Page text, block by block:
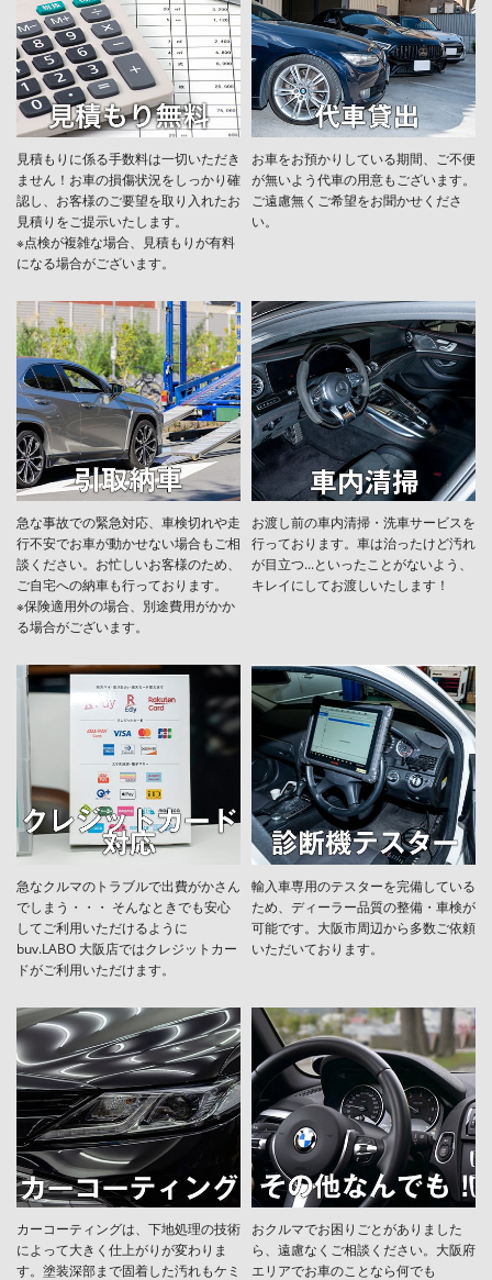
見積もりに係る手数料は一切いただき
ません！お車の損傷状況をしっかり確
認し、お客様のご要望を取り入れたお
見積りをご提示いたします。
※点検が複雑な場合、見積もりが有料
になる場合がございます。
お車をお預かりしている期間、ご不便
が無いよう代車の用意もございます。
ご遠慮無くご希望をお聞かせくださ
い。
急な事故での緊急対応、車検切れや走
行不安でお車が動かせない場合もご相
談ください。お忙しいお客様のため、
ご自宅への納車も行っております。
※保険適用外の場合、別途費用がかか
る場合がございます。
お渡し前の車内清掃・洗車サービスを
行っております。車は治ったけど汚れ
が目立つ...といったことがないよう、
キレイにしてお渡しいたします！
急なクルマのトラブルで出費がかさん
でしまう・・・ そんなときでも安心
してご利用いただけるように
buv.LABO 大阪店ではクレジットカー
ドがご利用いただけます。
輸入車専用のテスターを完備している
ため、ディーラー品質の整備・車検が
可能です。大阪市周辺から多数ご依頼
いただいております。
カーコーティングは、下地処理の技術
によって大きく仕上がりが変わりま
す。塗装深部まで固着した汚れもケミ
おクルマでお困りごとがありました
ら、遠慮なくご相談ください。大阪府
エリアでお車のことなら何でも